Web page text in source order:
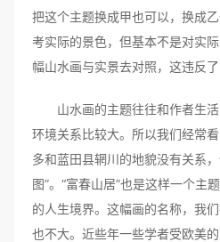
把这个主题换成甲也可以，换成
考实际的景色，但基本不是对实
幅山水画与实景去对照，这违反
山水画的主题往往和作者生活
环境关系比较大。所以我们经常
多和蓝田县辋川的地貌没有关系
图”。“富春山居”也是这样一个主
的人生境界。这幅画的名称，我
也不大。近些年一些学者受欧美